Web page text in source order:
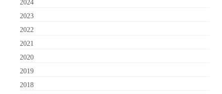
2024
2023
2022
2021
2020
2019
2018